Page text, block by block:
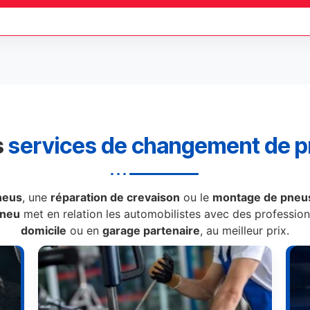
services de changement de
, une réparation de crevaison ou le montage de
met en relation les automobilistes avec des
domicile ou en garage partenaire, au meilleur prix.